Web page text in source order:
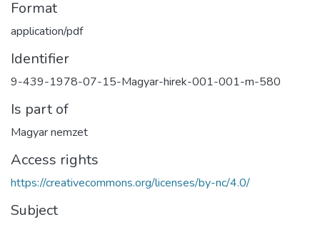
Format
application/pdf
Identifier
9-439-1978-07-15-Magyar-hirek-001-001-m-580
Is part of
Magyar nemzet
Access rights
https://creativecommons.org/licenses/by-nc/4.0/
Subject